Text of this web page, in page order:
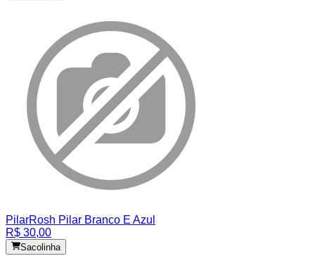
PilarRosh Pilar Branco E Azul
R$ 30,00
Sacolinha